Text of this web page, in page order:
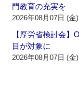
門教育の充実を
2026年08月07日 (金)
【厚労省検討会】
目が対象に
2026年08月07日 (金)